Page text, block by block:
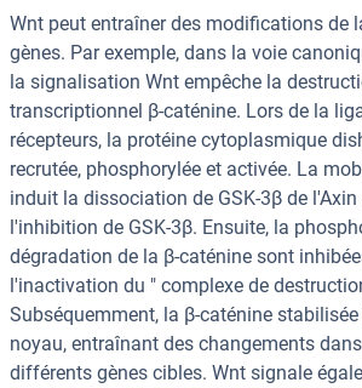
Wnt peut entraîner des modifications de
gènes. Par exemple, dans la voie
la signalisation Wnt empêche la
transcriptionnel β-caténine. Lors de la
récepteurs, la protéine cytoplasmique
recrutée, phosphorylée et activée. La
induit la dissociation de GSK-3β de
l'inhibition de GSK-3β. Ensuite, la
dégradation de la β-caténine sont
l'inactivation du " complexe de
Subséquemment, la β-caténine
noyau, entraînant des changements
différents gènes cibles. Wnt signale